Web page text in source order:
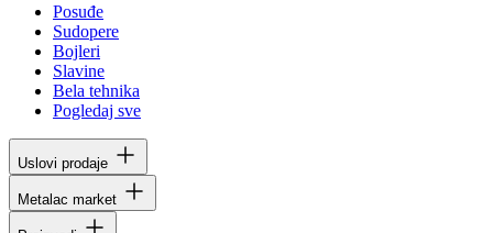
Posuđe
Sudopere
Bojleri
Slavine
Bela tehnika
Pogledaj sve
Uslovi prodaje
Metalac market